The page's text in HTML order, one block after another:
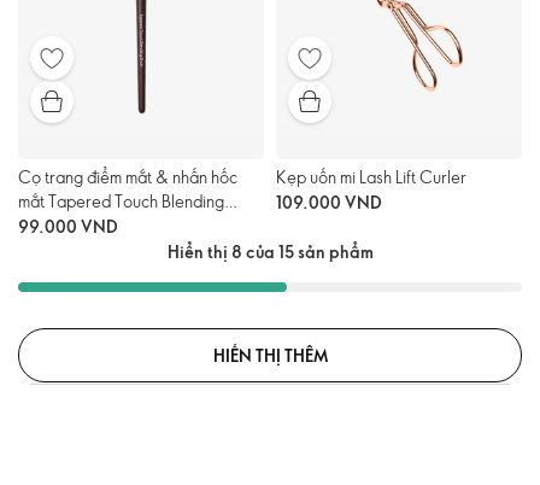
Cọ trang điểm mắt & nhấn hốc
mắt Tapered Touch Blending
Brush
99.000 VND
Kẹp uốn mi Lash Lift Curler
109.000 VND
Hiển thị 8 của 15 sản phẩm
HIỂN THỊ THÊM